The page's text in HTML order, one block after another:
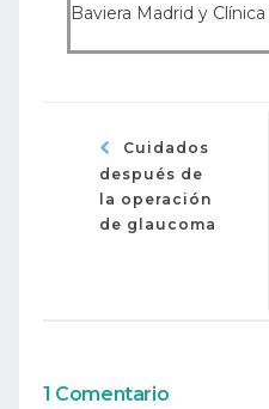
Baviera Madrid y
Cuidados
después de
la operación
de glaucoma
1 Comentario